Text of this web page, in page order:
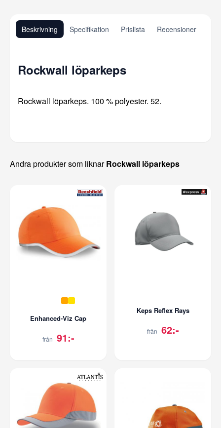
Beskrivning Specifikation Prislista Recensioner
Rockwall löparkeps
Rockwall löparkeps. 100 % polyester. 52.
Andra produkter som liknarRockwall löparkeps
Enhanced-Viz Cap
från 91:-
Keps Reflex Rays
från 62:-